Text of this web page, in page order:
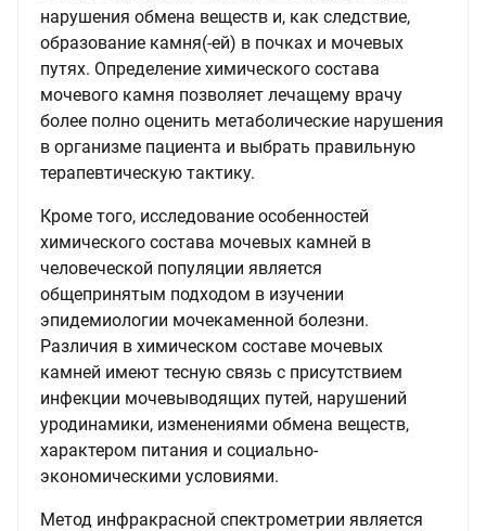
нарушения обмена веществ и, как следствие,
образование камня(-ей) в почках и мочевых
путях. Определение химического состава
мочевого камня позволяет лечащему врачу
более полно оценить метаболические нарушения
в организме пациента и выбрать правильную
терапевтическую тактику.
Кроме того, исследование особенностей
химического состава мочевых камней в
человеческой популяции является
общепринятым подходом в изучении
эпидемиологии мочекаменной болезни.
Различия в химическом составе мочевых
камней имеют тесную связь с присутствием
инфекции мочевыводящих путей, нарушений
уродинамики, изменениями обмена веществ,
характером питания и социально-
экономическими условиями.
Метод инфракрасной спектрометрии является